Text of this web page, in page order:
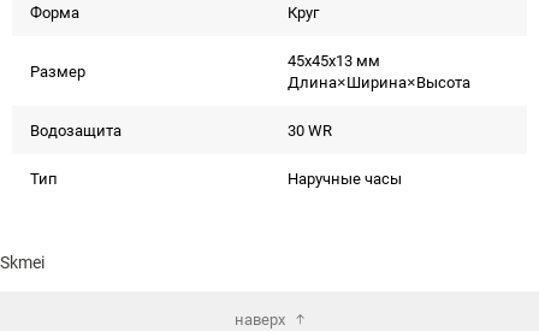
Форма Круг
Размер
45x45x13 мм
Длина×Ширина×Высота
Водозащита 30 WR
Тип Наручные часы
Skmei
наверх